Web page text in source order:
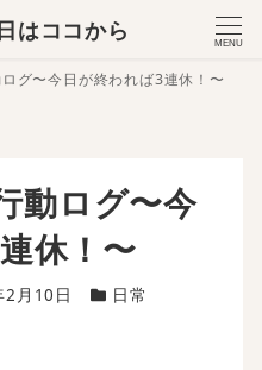
はココから
MENU
グ〜今日が終われば3連休！〜
動ログ〜今
休！〜
月10日 カテゴリー
日常